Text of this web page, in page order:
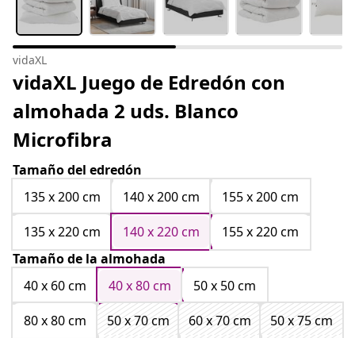
vidaXL
vidaXL Juego de Edredón con
almohada 2 uds. Blanco
Microfibra
Tamaño del edredón
135 x 200 cm
140 x 200 cm
155 x 200 cm
135 x 220 cm
140 x 220 cm
155 x 220 cm
Tamaño de la almohada
40 x 60 cm
40 x 80 cm
50 x 50 cm
80 x 80 cm
50 x 70 cm 60 x 70 cm 50 x 75 cm